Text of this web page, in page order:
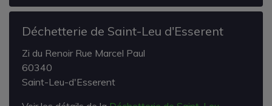
Déchetterie de Saint-Leu d'Esserent
Zi du Renoir Rue Marcel Paul
60340
Saint-Leu-d'Esserent